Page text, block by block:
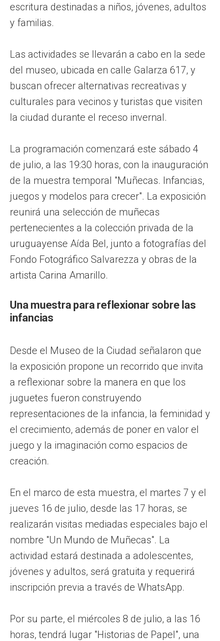
escritura destinadas a niños, jóvenes, adultos
y familias.
Las actividades se llevarán a cabo en la sede
del museo, ubicada en calle Galarza 617, y
buscan ofrecer alternativas recreativas y
culturales para vecinos y turistas que visiten
la ciudad durante el receso invernal.
La programación comenzará este sábado 4
de julio, a las 19:30 horas, con la inauguración
de la muestra temporal "Muñecas. Infancias,
juegos y modelos para crecer". La exposición
reunirá una selección de muñecas
pertenecientes a la colección privada de la
uruguayense Aída Bel, junto a fotografías del
Fondo Fotográfico Salvarezza y obras de la
artista Carina Amarillo.
Una muestra para reflexionar sobre las
infancias
Desde el Museo de la Ciudad señalaron que
la exposición propone un recorrido que invita
a reflexionar sobre la manera en que los
juguetes fueron construyendo
representaciones de la infancia, la feminidad y
el crecimiento, además de poner en valor el
juego y la imaginación como espacios de
creación.
En el marco de esta muestra, el martes 7 y el
jueves 16 de julio, desde las 17 horas, se
realizarán visitas mediadas especiales bajo el
nombre "Un Mundo de Muñecas". La
actividad estará destinada a adolescentes,
jóvenes y adultos, será gratuita y requerirá
inscripción previa a través de WhatsApp.
Por su parte, el miércoles 8 de julio, a las 16
horas, tendrá lugar "Historias de Papel", una